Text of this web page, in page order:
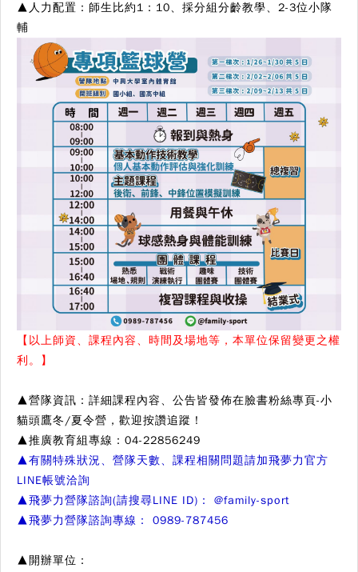
▲ 人力配置 ： 師生比約1：10、採分組分齡教學、2-3位小隊
輔
【以上師資、課程內容、時間及場地等，本單位保留變更之權
利。】
▲營隊資訊：詳細課程內容、公告皆發佈在臉書粉絲專頁-小
貓頭鷹冬/夏令營，歡迎按讚追蹤！
▲推廣教育組專線：04-22856249
▲有關特殊狀況、營隊天數、課程相關問題請加飛夢力官方
LINE帳號洽詢
▲飛夢力營隊諮詢(請搜尋LINE ID)： @family-sport
▲飛夢力營隊諮詢專線： 0989-787456
▲開辦單位：